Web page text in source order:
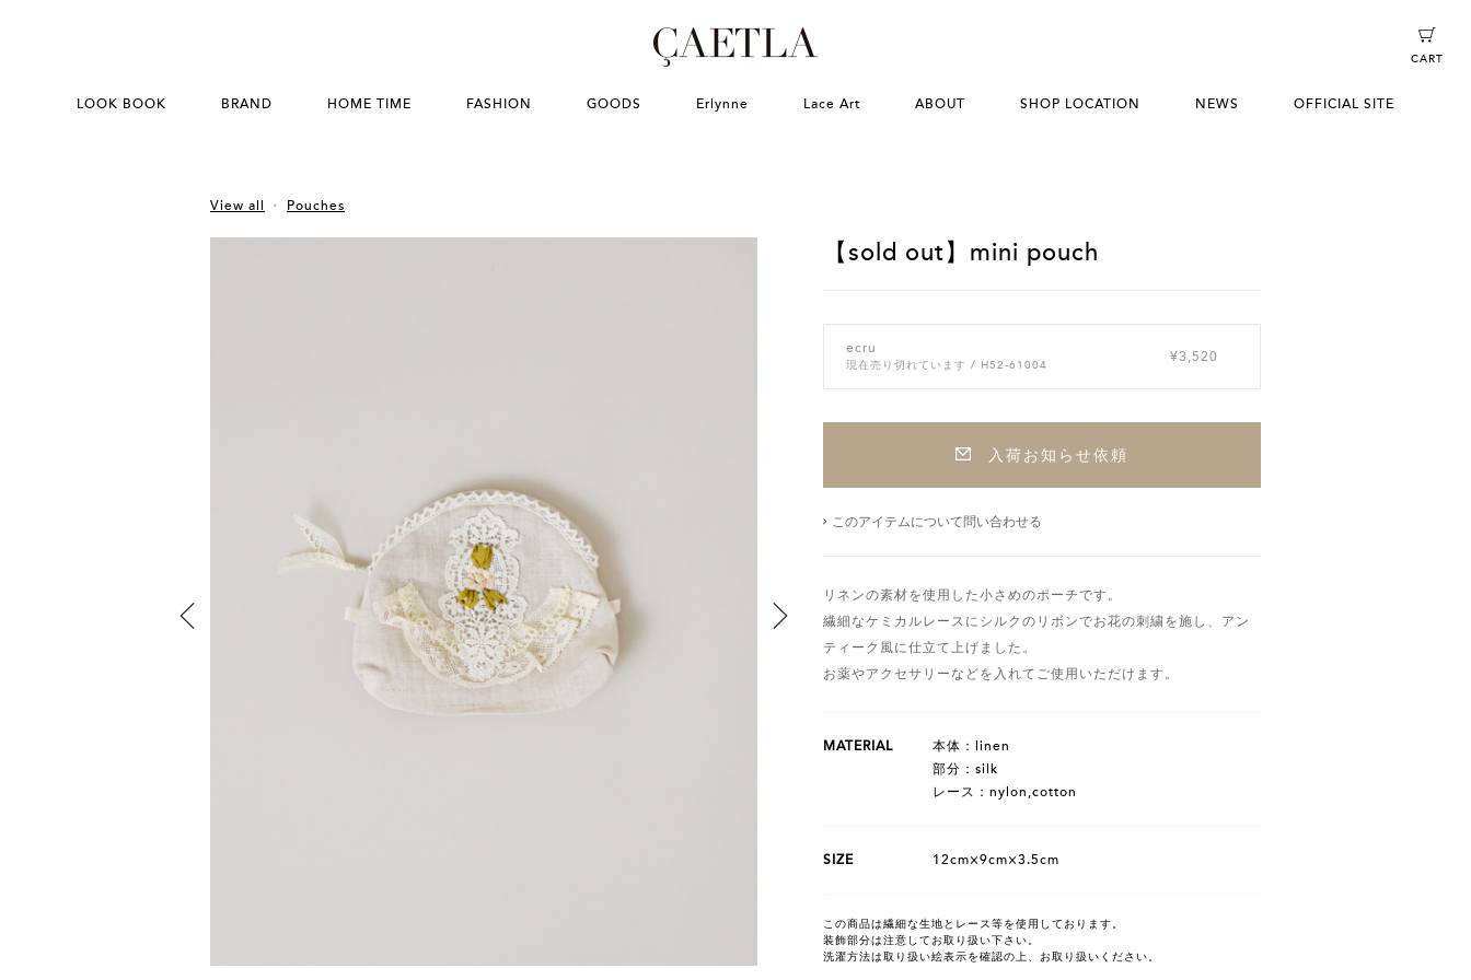
LOOK BOOK BRAND HOME TIME FASHION GOODS Erlynne Lace Art ABOUT SHOP LOCATION NEWS OFFICIAL SITE
CART
View all Pouches
【sold out】mini pouch
ecru
現在売り切れています / H52-61004
¥3,520
入荷お知らせ依頼
このアイテムについて問い合わせる
リネンの素材を使用した小さめのポーチです。
繊細なケミカルレースにシルクのリボンでお花の刺繍を施し、アン
ティーク風に仕立て上げました。
お薬やアクセサリーなどを入れてご使用いただけます。
MATERIAL
本体：linen
部分：silk
レース：nylon,cotton
SIZE 12cm×9cm×3.5cm
この商品は繊細な生地とレース等を使用しております。
装飾部分は注意してお取り扱い下さい。
洗濯方法は取り扱い絵表示を確認の上、お取り扱いください。